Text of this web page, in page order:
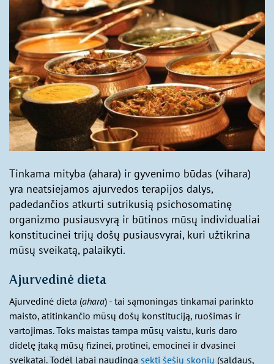
Tinkama mityba (ahara) ir gyvenimo būdas (vihara)
yra neatsiejamos ajurvedos terapijos dalys,
padedančios atkurti sutrikusią psichosomatinę
organizmo pusiausvyrą ir būtinos mūsų individualiai
konstitucinei trijų došų pusiausvyrai, kuri užtikrina
mūsų sveikatą, palaikyti.
Ajurvedinė dieta
Ajurvedinė dieta (ahara) - tai sąmoningas tinkamai parinkto
maisto, atitinkančio mūsų došų konstituciją, ruošimas ir
vartojimas. Toks maistas tampa mūsų vaistu, kuris daro
didelę įtaką mūsų fizinei, protinei, emocinei ir dvasinei
sveikatai. Todėl labai naudinga sekti šešių skonių (saldaus,